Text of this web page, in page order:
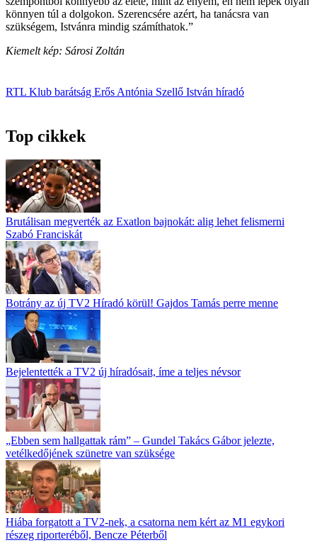
könnyen túl a dolgokon. Szerencsére azért, ha tanácsra van
szükségem, Istvánra mindig számíthatok.”
Kiemelt kép: Sárosi Zoltán
RTL Klub barátság Erős Antónia Szellő István híradó
Top cikkek
Brutálisan megverték az Exatlon bajnokát: alig lehet felismerni
Szabó Franciskát
Botrány az új TV2 Híradó körül! Gajdos Tamás perre menne
Bejelentették a TV2 új híradósait, íme a teljes névsor
„Ebben sem hallgattak rám” – Gundel Takács Gábor jelezte,
vetélkedőjének szünetre van szüksége
Hiába forgatott a TV2-nek, a csatorna nem kért az M1 egykori
részeg riporteréből, Bencze Péterből